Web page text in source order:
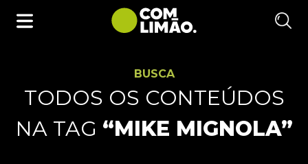
BUSCA
TODOS OS CONTEÚDOS
NA TAG “MIKE MIGNOLA”